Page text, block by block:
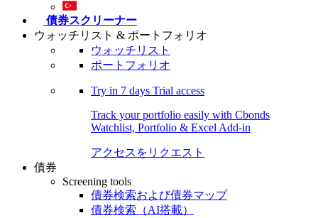
債券スクリーナー
ウォッチリスト & ポートフォリオ
ウォッチリスト
ポートフォリオ
Try in 7 days Trial access
Track your portfolio easily with Cbonds
Watchlist, Portfolio & Excel Add-in
アクセスをリクエスト
債券
Screening tools
債券検索および債券マップ
債券検索（AI搭載）